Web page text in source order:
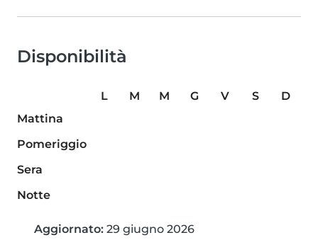
Disponibilità
L M M G V S
D
Mattina
Pomeriggio
Sera
Notte
Aggiornato: 29 giugno 2026